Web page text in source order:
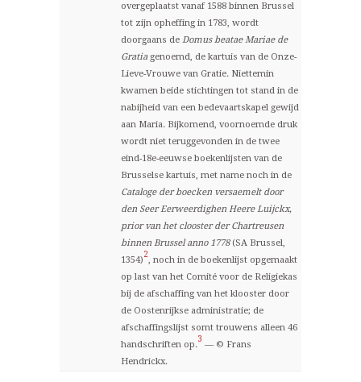
overgeplaatst vanaf 1588 binnen Brussel
tot zijn opheffing in 1783, wordt
doorgaans de Domus beatae Mariae de
Gratiagenoemd, de kartuis van de Onze-
Lieve-Vrouwe van Gratie. Niettemin
kwamen beide stichtingen tot stand in de
nabijheid van een bedevaartskapel gewijd
aan Maria. Bijkomend, voornoemde druk
wordt niet teruggevonden in de twee
eind-18e-eeuwse boekenlijsten van de
Brusselse kartuis, met name noch in de
Cataloge der boecken versaemelt door
den Seer Eerweerdighen Heere Luijckx,
prior van het clooster der Chartreusen
binnen Brussel anno 1778(SA Brussel,
1354)
2
, noch in de boekenlijst opgemaakt
op last van het Comité voor de Religiekas
bij de afschaffing van het klooster door
de Oostenrijkse administratie; de
afschaffingslijst somt trouwens alleen 46
handschriften op.
3
— © Frans
Hendrickx.